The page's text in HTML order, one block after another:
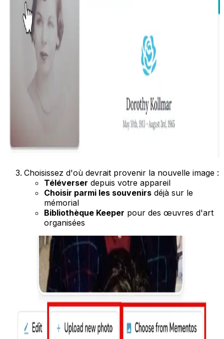
Choisissez d'où devrait provenir la nouvelle image :
Téléverser depuis votre appareil
Choisir parmi les souvenirs déjà sur le
mémorial
Bibliothèque Keeper pour des œuvres d'art
organisées